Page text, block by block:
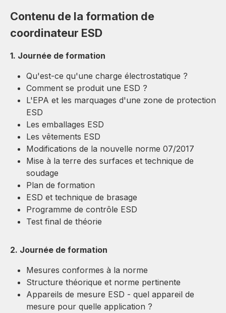
Contenu de la formation de
coordinateur ESD
1. Journée de formation
Qu'est-ce qu'une charge électrostatique ?
Comment se produit une ESD ?
L'EPA et les marquages d'une zone de protection
ESD
Les emballages ESD
Les vêtements ESD
Modifications de la nouvelle norme 07/2017
Mise à la terre des surfaces et technique de
soudage
Plan de formation
ESD et technique de brasage
Programme de contrôle ESD
Test final de théorie
2. Journée de formation
Mesures conformes à la norme
Structure théorique et norme pertinente
Appareils de mesure ESD - quel appareil de
mesure pour quelle application ?